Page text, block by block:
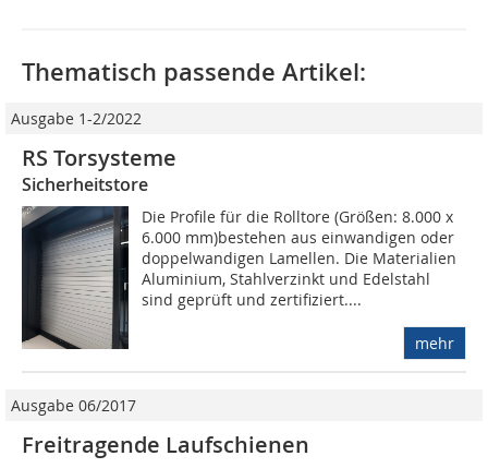
Thematisch passende Artikel:
Ausgabe 1-2/2022
RS Torsysteme
Sicherheitstore
Die Profile für die Rolltore (Größen: 8.000 x
6.000 mm)bestehen aus einwandigen oder
doppelwandigen Lamellen. Die Materialien
Aluminium, Stahlverzinkt und Edelstahl
sind geprüft und zertifiziert....
mehr
Ausgabe 06/2017
Freitragende Laufschienen